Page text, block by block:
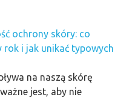
ochrony skóry: co
rok i jak unikać typowych
na naszą skórę
jest, aby nie